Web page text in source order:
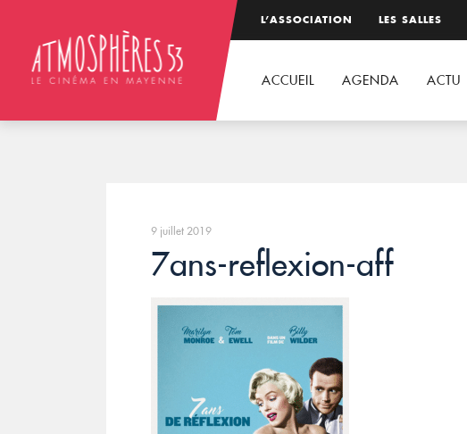
L’ASSOCIATION LES SALLES
ACCUEIL AGENDA ACTU
9 juillet 2019
7ans-reflexion-aff